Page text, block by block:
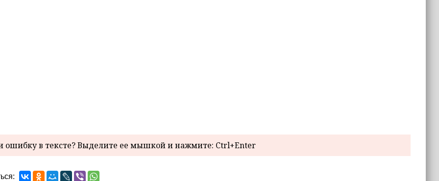
в тексте? Выделите ее мышкой и нажмите: Ctrl+Enter